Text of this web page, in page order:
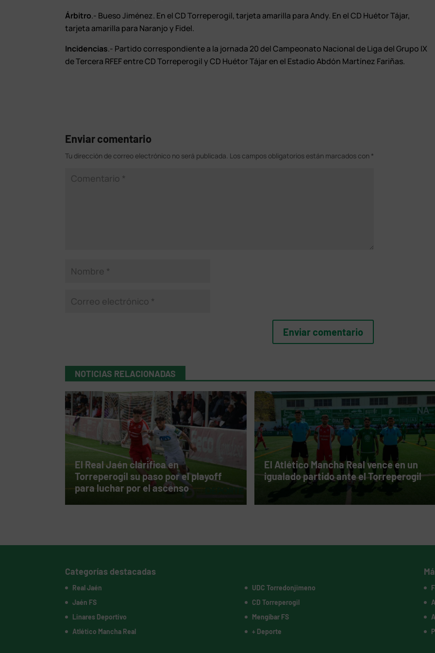
Árbitro.- Bueso Jiménez. En el CD Torreperogil, tarjeta amarilla para Andy. En el CD Huétor Tájar,
tarjeta amarilla para Naranjo y Fidel.
Incidencias.- Partido correspondiente a la jornada 20 del Campeonato Nacional de Liga del Grupo IX
de Tercera RFEF entre CD Torreperogil y CD Huétor Tájar en el Estadio Abdón Martínez Fariñas.
Enviar comentario
Tu dirección de correo electrónico no será publicada. Los campos obligatorios están marcados con *
NOTICIAS RELACIONADAS
El Real Jaén clarifica en
Torreperogil su paso por el playoff
para luchar por el ascenso
El Atlético Mancha Real vence en un
igualado partido ante el Torreperogil
Categorías destacadas
Real Jaén
Jaén FS
Linares Deportivo
Atlético Mancha Real
UDC Torredonjimeno
CD Torreperogil
Mengíbar FS
+ Deporte